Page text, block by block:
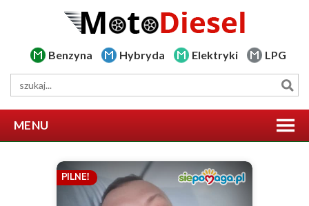
Benzyna Hybryda Elektryki LPG
MENU